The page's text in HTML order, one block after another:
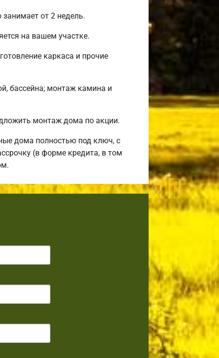
от 2 недель.
на вашем участке.
каркаса и прочие
бассейна; монтаж камина и
монтаж дома по акции.
дома полностью под ключ, с
(в форме кредита, в том